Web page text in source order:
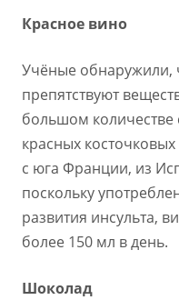
Красное вино
Учёные обнаружили,
препятствуют
большом количестве
красных
с юга Франции, из
поскольку
развития инсульта,
более 150 мл в день.
Шоколад